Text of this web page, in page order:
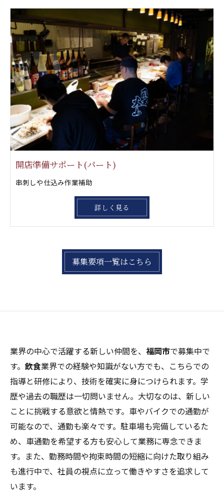
開店準備サポート(パート)
串刺しや仕込み作業補助
詳しく見る
募集要項一覧はこちら
業界の中心で活躍する新しい仲間を、 福岡市で募集中で
す。 飲食業界での経験や知識がない方でも、こちらでの
指導と研修により、技術を確実に身につけられます。学
歴や過去の職歴は一切問いません。大切なのは、新しい
ことに挑戦する意欲と情熱です。車やバイクでの通勤が
可能なので、通勤も楽々です。駐車場も完備しているた
め、車通勤を希望する方も安心して業務に専念できま
す。また、勤務時間や拘束時間の短縮に向けた取り組み
も進行中で、社員の視点に立って働きやすさを追求して
います。